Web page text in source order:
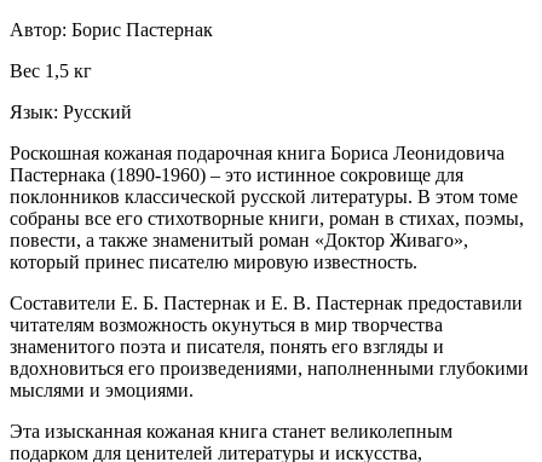
Автор: Борис Пастернак
Вес 1,5 кг
Язык: Русский
Роскошная кожаная подарочная книга Бориса Леонидовича
Пастернака (1890-1960) – это истинное сокровище для
поклонников классической русской литературы. В этом томе
собраны все его стихотворные книги, роман в стихах, поэмы,
повести, а также знаменитый роман «Доктор Живаго»,
который принес писателю мировую известность.
Составители Е. Б. Пастернак и Е. В. Пастернак предоставили
читателям возможность окунуться в мир творчества
знаменитого поэта и писателя, понять его взгляды и
вдохновиться его произведениями, наполненными глубокими
мыслями и эмоциями.
Эта изысканная кожаная книга станет великолепным
подарком для ценителей литературы и искусства,